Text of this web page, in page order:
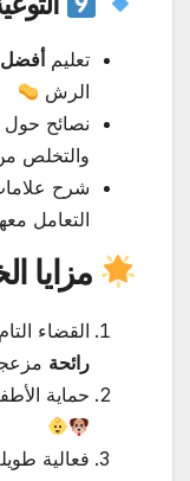
تعليم
الرش
نصائح حول
والتخلص
شرح
التعامل
مزايا
القضاء
رائحة
حماية
فعالية